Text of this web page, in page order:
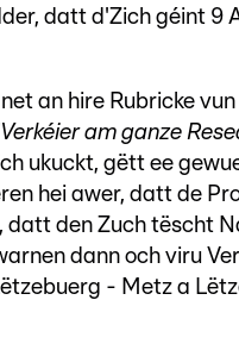
datt d'Zich géint 9
an hire Rubricke
am ganze
ukuckt, gëtt ee
hei awer, datt de
den Zuch tëscht
dann och viru
- Metz a